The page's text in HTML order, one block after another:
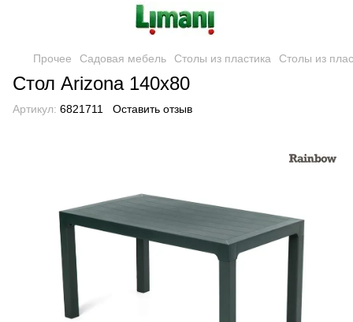
Прочее Садовая мебель Столы из пластика Столы из
Стол Arizona 140x80
Артикул: 6821711 Оставить отзыв